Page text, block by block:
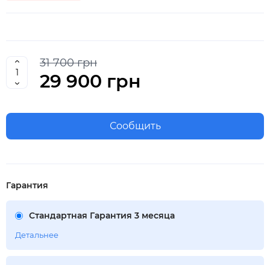
31 700 грн
29 900 грн
Сообщить
Гарантия
Стандартная Гарантия 3 месяца
Детальнее